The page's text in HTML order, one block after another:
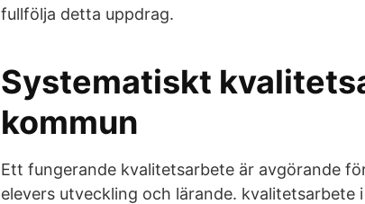
fullfölja detta uppdrag.
Systematiskt
kommun
Ett fungerande kvalitetsarbete är avgörande
elevers utveckling och lärande. kvalitetsarbete i